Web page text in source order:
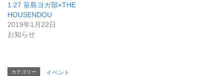
1.27 笹島ヨガ部×THE
HOUSENDOU
2019年1月22日
お知らせ
カテゴリー イベント